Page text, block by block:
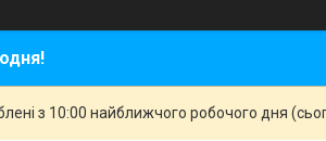
з 10:00 найближчого робочого дня